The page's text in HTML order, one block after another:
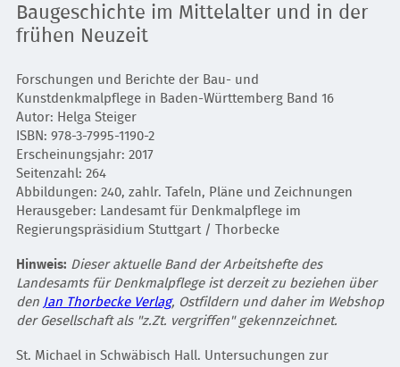
Baugeschichte im Mittelalter und in der
frühen Neuzeit
Forschungen und Berichte der Bau- und
Kunstdenkmalpflege in Baden-Württemberg Band 16
Autor: Helga Steiger
ISBN: 978-3-7995-1190-2
Erscheinungsjahr: 2017
Seitenzahl: 264
Abbildungen: 240, zahlr. Tafeln, Pläne und Zeichnungen
Herausgeber: Landesamt für Denkmalpflege im
Regierungspräsidium Stuttgart / Thorbecke
Hinweis: Dieser aktuelle Band der Arbeitshefte des
Landesamts für Denkmalpflege ist derzeit zu beziehen über
den Jan Thorbecke Verlag, Ostfildern und daher im Webshop
der Gesellschaft als "z.Zt. vergriffen" gekennzeichnet.
St. Michael in Schwäbisch Hall. Untersuchungen zur